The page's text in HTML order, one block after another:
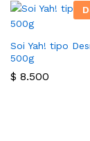
Soi Yah! tipo
500g
$ 8.500